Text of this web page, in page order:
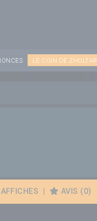
LE COIN DE ZHOLTAR
AFFICHES AVIS (0)